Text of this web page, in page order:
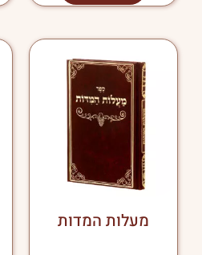
מעלות המדות